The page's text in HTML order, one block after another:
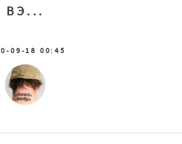
ВЭ...
09-18 00:45